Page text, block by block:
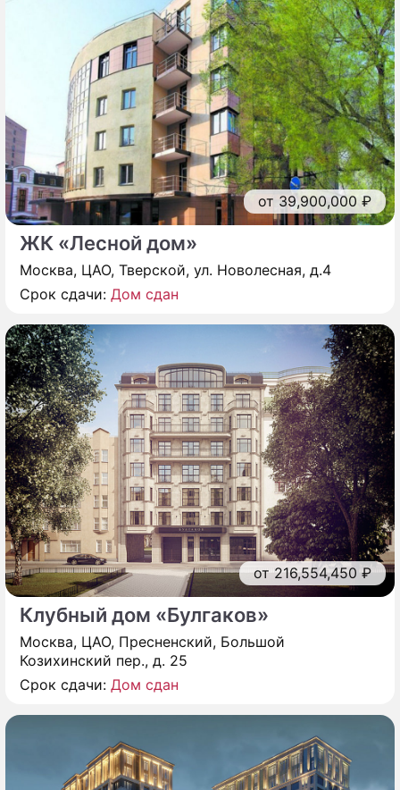
от 39,900,000 ₽
ЖК «Лесной дом»
Москва, ЦАО, Тверской, ул. Новолесная, д.4
Срок сдачи: Дом сдан
от 216,554,450 ₽
Клубный дом «Булгаков»
Москва, ЦАО, Пресненский, Большой
Козихинский пер., д. 25
Срок сдачи: Дом сдан